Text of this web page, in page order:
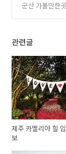
군산 가볼만한
관련글
제주 카멜리아 힐
보